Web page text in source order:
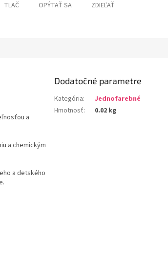
TLAČ OPÝTAŤ SA ZDIEĽAŤ
a
a chemickým
a detského
Dodatočné parametre
Kategória:
Jednofarebné
Hmotnosť: 0.02 kg